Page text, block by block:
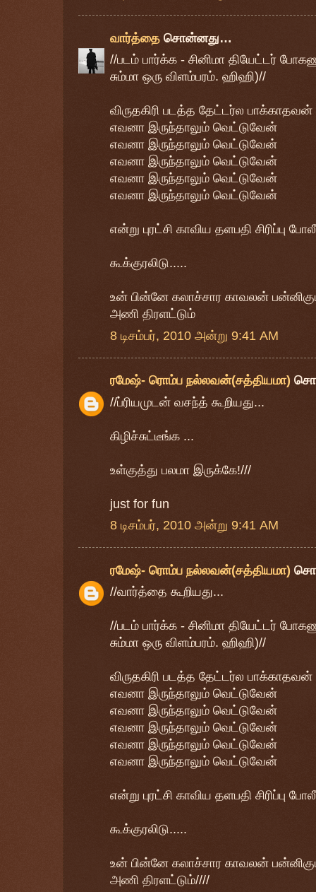
வார்த்தை சொன்னது…
//படம் பார்க்க - சினிமா தியேட்டர்
சும்மா ஒரு விளம்பரம். ஹிஹி)//
விருதகிரி படத்த தேட்டர்ல பாக்காதவன்
எவனா இருந்தாலும் வெட்டுவேன்
எவனா இருந்தாலும் வெட்டுவேன்
எவனா இருந்தாலும் வெட்டுவேன்
எவனா இருந்தாலும் வெட்டுவேன்
எவனா இருந்தாலும் வெட்டுவேன்
என்று புரட்சி காவிய தளபதி சிரிப்பு
கூக்குரலிடு.....
உன் பின்னே கலாச்சார காவலன்
அணி திரளட்டும்
8 டிசம்பர், 2010 அன்று 9:41 AM
ரமேஷ்- ரொம்ப நல்லவன்(சத்தியமா)
//ப்ரியமுடன் வசந்த் கூறியது...
கிழிச்சுட்டீங்க ...
உள்குத்து பலமா இருக்கே!///
just for fun
8 டிசம்பர், 2010 அன்று 9:41 AM
ரமேஷ்- ரொம்ப நல்லவன்(சத்தியமா)
//வார்த்தை கூறியது...
//படம் பார்க்க - சினிமா தியேட்டர்
சும்மா ஒரு விளம்பரம். ஹிஹி)//
விருதகிரி படத்த தேட்டர்ல பாக்காதவன்
எவனா இருந்தாலும் வெட்டுவேன்
எவனா இருந்தாலும் வெட்டுவேன்
எவனா இருந்தாலும் வெட்டுவேன்
எவனா இருந்தாலும் வெட்டுவேன்
எவனா இருந்தாலும் வெட்டுவேன்
என்று புரட்சி காவிய தளபதி சிரிப்பு
கூக்குரலிடு.....
உன் பின்னே கலாச்சார காவலன்
அணி திரளட்டும்////